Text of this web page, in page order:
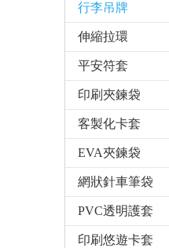
行李吊牌
伸縮拉環
平安符套
印刷夾鍊袋
客製化卡套
EVA夾鍊袋
網狀針車筆袋
PVC透明護套
印刷悠遊卡套